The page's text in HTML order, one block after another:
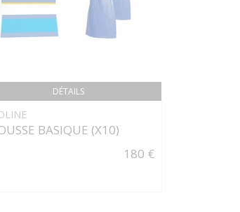
DÉTAILS
BASIQUE (X10)
180 €